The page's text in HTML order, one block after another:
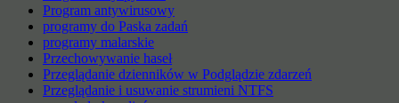
Program antywirusowy
programy do Paska zadań
programy malarskie
Przechowywanie haseł
Przeglądanie dzienników w Podglądzie zdarzeń
Przeglądanie i usuwanie strumieni NTFS